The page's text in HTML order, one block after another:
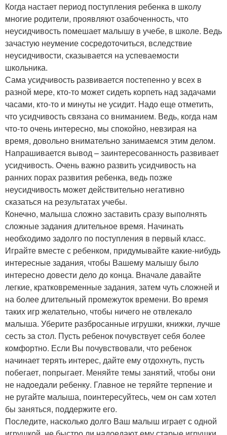
Когда настает период поступления ребенка в школу
многие родители, проявляют озабоченность, что
неусидчивость помешает малышу в учебе, в школе. Ведь
зачастую неумение сосредоточиться, вследствие
неусидчивости, сказывается на успеваемости
школьника.
Сама усидчивость развивается постепенно у всех в
разной мере, кто-то может сидеть корпеть над задачами
часами, кто-то и минуты не усидит. Надо еще отметить,
что усидчивость связана со вниманием. Ведь, когда нам
что-то очень интересно, мы спокойно, невзирая на
время, довольно внимательно занимаемся этим делом.
Напрашивается вывод – заинтересованность развивает
усидчивость. Очень важно развить усидчивость на
ранних порах развития ребенка, ведь позже
неусидчивость может действительно негативно
сказаться на результатах учебы.
Конечно, малыша сложно заставить сразу выполнять
сложные задания длительное время. Начинать
необходимо задолго по поступления в первый класс.
Играйте вместе с ребенком, придумывайте какие-нибудь
интересные задания, чтобы Вашему малышу было
интересно довести дело до конца. Вначале давайте
легкие, кратковременные задания, затем чуть сложней и
на более длительный промежуток времени. Во время
таких игр желательно, чтобы ничего не отвлекало
малыша. Уберите разбросанные игрушки, книжки, лучше
сесть за стол. Пусть ребенок почувствует себя более
комфортно. Если Вы почувствовали, что ребенок
начинает терять интерес, дайте ему отдохнуть, пусть
побегает, попрыгает. Меняйте темы занятий, чтобы они
не надоедали ребенку. Главное не теряйте терпение и
не ругайте малыша, поинтересуйтесь, чем он сам хотел
бы заняться, поддержите его.
Последите, насколько долго Ваш малыш играет с одной